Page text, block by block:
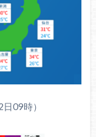
09時）